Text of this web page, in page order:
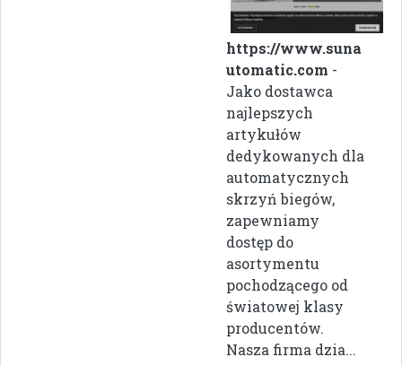
https://www.suna
utomatic.com -
Jako dostawca
najlepszych
artykułów
dedykowanych dla
automatycznych
skrzyń biegów,
zapewniamy
dostęp do
asortymentu
pochodzącego od
światowej klasy
producentów.
Nasza firma dzia...